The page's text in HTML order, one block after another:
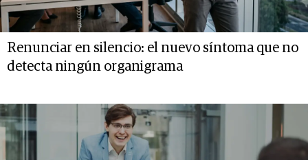
Renunciar en silencio: el nuevo síntoma que no
detecta ningún organigrama